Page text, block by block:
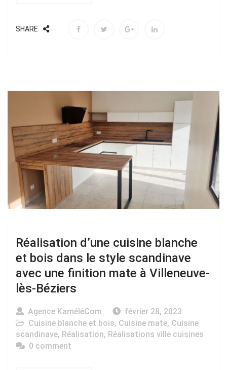
SHARE
Réalisation d’une cuisine blanche
et bois dans le style scandinave
avec une finition mate à Villeneuve-
lès-Béziers
Agence KaméléCom
février 28, 2023
Cuisine blanche et bois, Cuisine mate, Cuisine
scandinave, Réalisation, Réalisations ville cuisines
0 comment